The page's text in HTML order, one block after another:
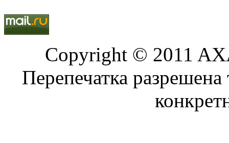
Copyright © 2011
Перепечатка